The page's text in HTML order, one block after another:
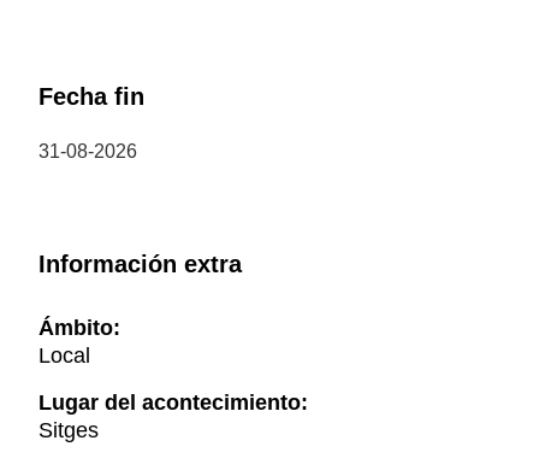
Fecha fin
31-08-2026
Información extra
Ámbito:
Local
Lugar del acontecimiento:
Sitges